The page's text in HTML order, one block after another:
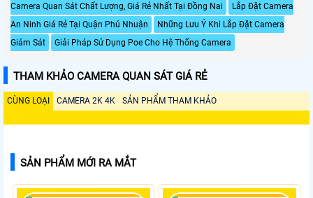
Camera Quan Sát Chất Lượng, Giá Rẻ Nhất Tại Đồng Nai
Lắp Đặt Camera
An Ninh Giá Rẻ Tại Quận Phú Nhuận
Những Lưu Ý Khi Lắp Đặt Camera
Giám Sát
Giải Pháp Sử Dụng Poe Cho Hệ Thống Camera
THAM KHẢO CAMERA QUAN SÁT GIÁ RẺ
CÙNG LOẠI CAMERA 2K 4K SẢN PHẨM THAM KHẢO
SẢN PHẨM MỚI RA MẮT